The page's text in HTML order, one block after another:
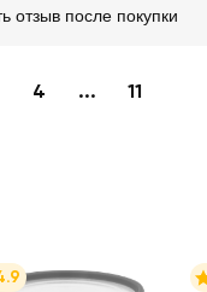
отзыв после покупки
4 ... 11